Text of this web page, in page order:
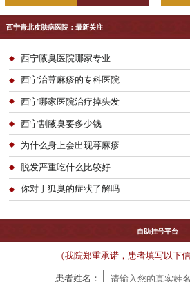
西宁青北皮肤病医院：最新关注
西宁腋臭医院哪家专业
西宁治荨麻疹的专科医院
西宁哪家医院治疗掉头发
西宁割腋臭要多少钱
为什么身上会出现荨麻疹
脱发严重吃什么比较好
你对于狐臭的症状了解吗
自助挂号平台
（我院郑重承诺，患者填写以下
患者姓名：